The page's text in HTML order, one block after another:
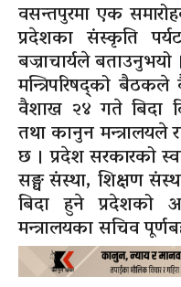
वसन्तपुरमा एक
प्रदेशका संस्कृति
बज्राचार्यले बताउनुभयो ।
मन्त्रिपरिषद्को
वैशाख २४ गते बिदा
तथा कानुन मन्त्रालयले
छ । प्रदेश सरकारको
सङ्घ संस्था, शिक्षण
बिदा हुने प्रदेशको
मन्त्रालयका सचिव